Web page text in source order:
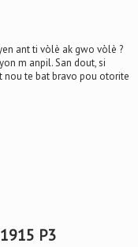
ant ti vòlè ak gwo vòlè ?
m anpil. San dout, si
nou te bat bravo pou otorite
P3